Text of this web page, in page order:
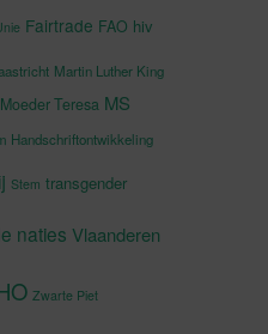
Fairtrade FAO hiv
Martin Luther King
Moeder Teresa MS
Handschriftontwikkeling
Stem transgender
naties Vlaanderen
Zwarte Piet